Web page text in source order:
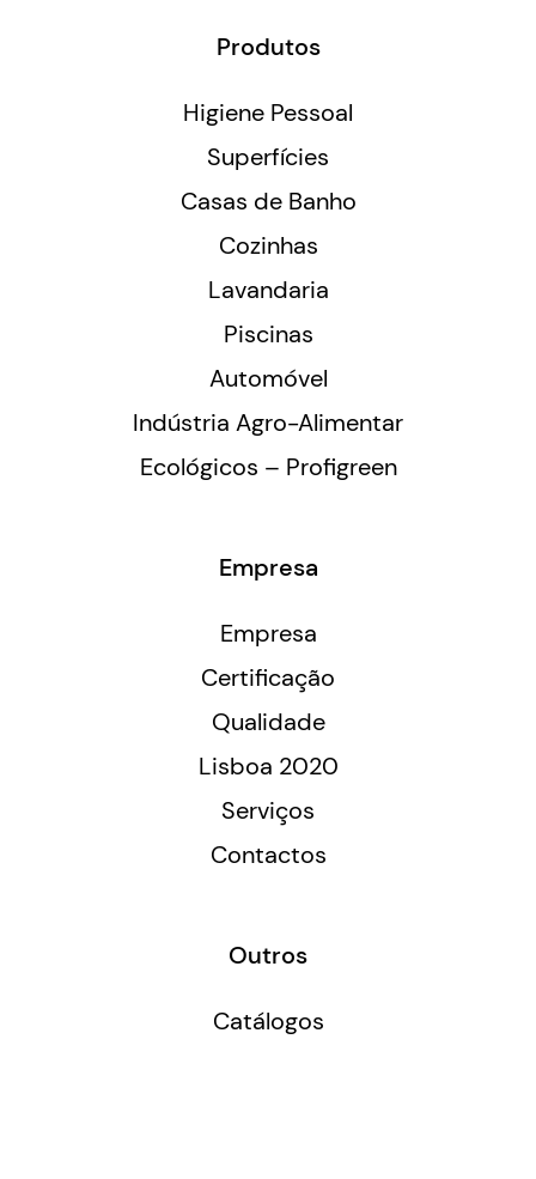
Produtos
Higiene Pessoal
Superfícies
Casas de Banho
Cozinhas
Lavandaria
Piscinas
Automóvel
Indústria Agro-Alimentar
Ecológicos – Profigreen
Empresa
Empresa
Certificação
Qualidade
Lisboa 2020
Serviços
Contactos
Outros
Catálogos